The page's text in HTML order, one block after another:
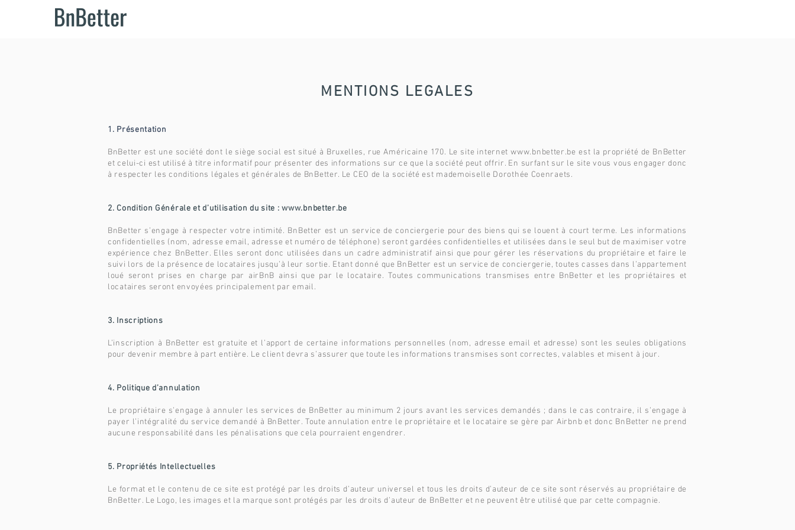
MENTIONS LEGALES
1. Présentation
BnBetter est une société dont le siège social est situé à Bruxelles, rue Américaine 170. Le site internetwww.bnbetter.be est la propriété de BnBetter
et celui-ci est utilisé à titre informatif pour présenter des informations sur ce que la société peut offrir. En surfant sur le site vous vous engager donc
à respecter les conditions légales et générales de BnBetter. Le CEO de la société est mademoiselle Dorothée Coenraets.
2. Condition Générale et d’utilisation du site :www.bnbetter.be
BnBetter s’engage à respecter votre intimité. BnBetter est un service de conciergerie pour des biens qui se louent à court terme. Les informations
confidentielles (nom, adresse email, adresse et numéro de téléphone) seront gardées confidentielles et utilisées dans le seul but de maximiser votre
expérience chez BnBetter. Elles seront donc utilisées dans un cadre administratif ainsi que pour gérer les réservations du propriétaire et faire le
suivi lors de la présence de locataires jusqu’à leur sortie. Etant donné que BnBetter est un service de conciergerie, toutes casses dans l’appartement
loué seront prises en charge par airBnB ainsi que par le locataire. Toutes communications transmises entre BnBetter et les propriétaires et
locataires seront envoyées principalement par email.
3. Inscriptions
L’inscription à BnBetter est gratuite et l’apport de certaine informations personnelles (nom, adresse email et adresse) sont les seules obligations
pour devenir membre à part entière. Le client devra s’assurer que toute les informations transmises sont correctes, valables et misent à jour.
4. Politique d’annulation
Le propriétaire s’engage à annuler les services de BnBetter au minimum 2 jours avant les services demandés ; dans le cas contraire, il s’engage à
payer l’intégralité du service demandé à BnBetter. Toute annulation entre le propriétaire et le locataire se gère par Airbnb et donc BnBetter ne prend
aucune responsabilité dans les pénalisations que cela pourraient engendrer.
5. Propriétés Intellectuelles
Le format et le contenu de ce site est protégé par les droits d’auteur universel et tous les droits d’auteur de ce site sont réservés au propriétaire de
BnBetter. Le Logo, les images et la marque sont protégés par les droits d’auteur de BnBetter et ne peuvent être utilisé que par cette compagnie.